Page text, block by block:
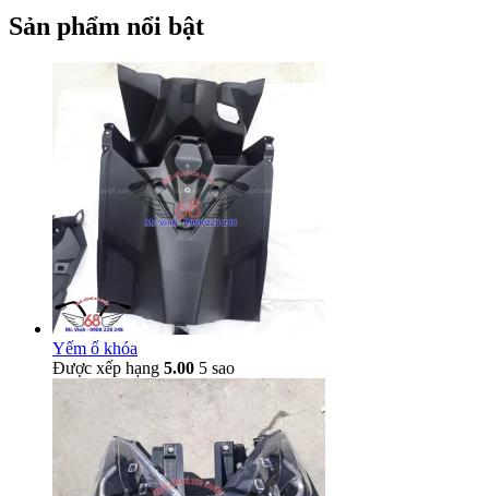
Sản phẩm nổi bật
Yếm ổ khóa
Được xếp hạng 5.00 5 sao